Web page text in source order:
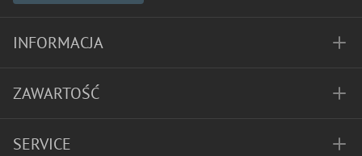
INFORMACJA
ZAWARTOŚĆ
SERVICE